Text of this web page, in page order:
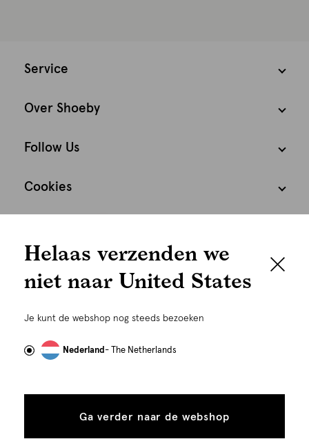
graag persoonlijk
gebruiken wij cookies en daarmee vergelijkbare
om advertenties te personaliseren...
tonen
toestaan
Service
Over Shoeby
Follow Us
Cookies
©Alle rechten voorbehouden. Shoeby 2026
Helaas verzenden we
niet naar United States
Je kunt de webshop nog steeds bezoeken
Nederland- The Netherlands
Ga verder naar de webshop